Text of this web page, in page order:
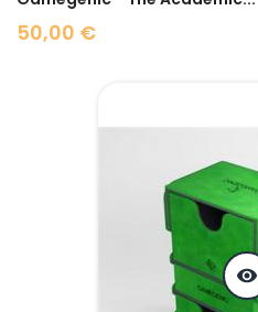
50,00 €
Prix
visibility